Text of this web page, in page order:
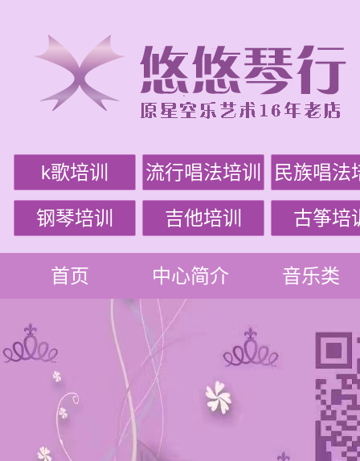
k歌培训 流行唱法培训 民族唱法
钢琴培训 吉他培训 古筝培
首页 中心简介 音乐类